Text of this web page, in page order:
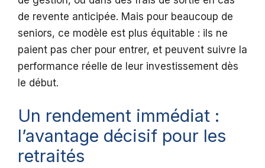
de revente anticipée. Mais pour beaucoup de
seniors, ce modèle est plus équitable : ils ne
paient pas cher pour entrer, et peuvent suivre la
performance réelle de leur investissement dès
le début.
Un rendement immédiat :
l’avantage décisif pour les
retraités